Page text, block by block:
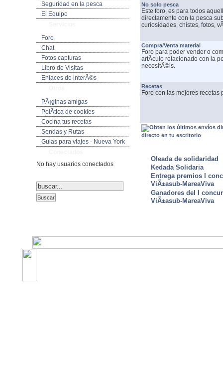
Seguridad en la pesca
El Equipo
Foro
Chat
Fotos capturas
Libro de Visitas
Enlaces de interÃ©s
PÃ¡ginas amigas
PolÃ­tica de cookies
Cocina tus recetas
Sendas y Rutas
Guias para viajes - Nueva York
No hay usuarios conectados
No solo pesca
Este foro, es para todos
directamente con la pesca
curiosidades, chistes, fotos,
Compra/Venta material
Foro para poder vender o
artÃ­culo relacionado con la
necesitÃ©is.
Recetas
Foro con las mejores recetas
directo en tu escritorio
Oleada de solidaridad
Kedada Solidaria
Entrega premios I
ViÃ±asub-MareaViva
Ganadores del I
ViÃ±asub-MareaViva